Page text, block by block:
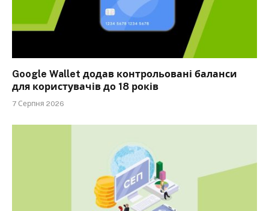
Google Wallet додав контрольовані баланси
для користувачів до 18 років
7 Серпня 2026